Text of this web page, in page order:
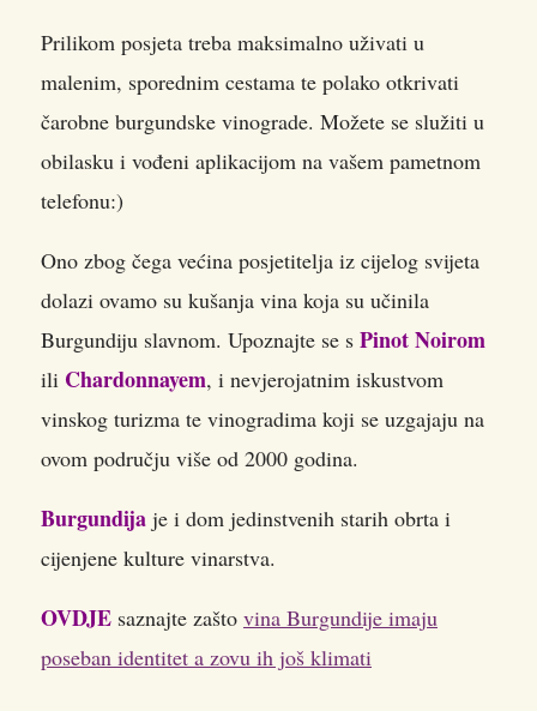
Prilikom posjeta treba maksimalno uživati u
malenim, sporednim cestama te polako otkrivati
čarobne burgundske vinograde. Možete se služiti u
obilasku i vođeni aplikacijom na vašem pametnom
telefonu:)
Ono zbog čega većina posjetitelja iz cijelog svijeta
dolazi ovamo su kušanja vina koja su učinila
Burgundiju slavnom. Upoznajte se s Pinot Noirom
ili Chardonnayem, i nevjerojatnim iskustvom
vinskog turizma te vinogradima koji se uzgajaju na
ovom području više od 2000 godina.
Burgundija je i dom jedinstvenih starih obrta i
cijenjene kulture vinarstva.
OVDJE saznajte zašto vina Burgundije imaju
poseban identitet a zovu ih još klimati